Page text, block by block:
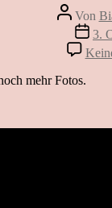
Von
3.
mehr Fotos.